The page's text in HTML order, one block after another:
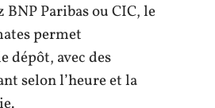
BNP Paribas ou CIC, le
permet
dépôt, avec des
selon l’heure et la